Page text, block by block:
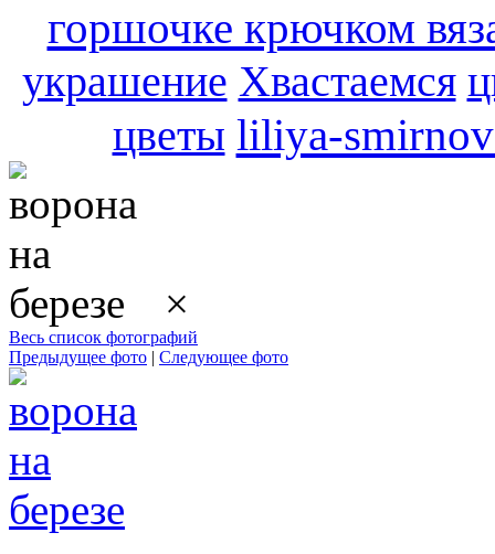
горшочке крючком
украшение Хвастаемся
цветы liliya-
×
Весь список фотографий
Предыдущее фото | Следующее фото